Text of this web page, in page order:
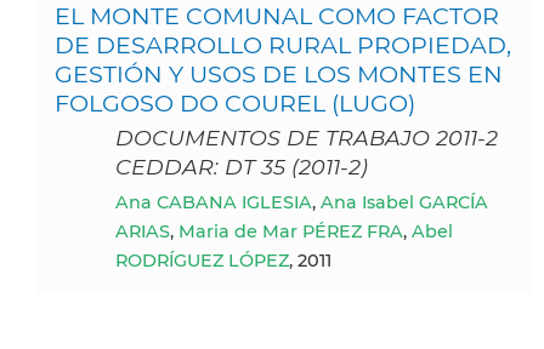
EL MONTE COMUNAL COMO FACTOR
DE DESARROLLO RURAL PROPIEDAD,
GESTIÓN Y USOS DE LOS MONTES EN
FOLGOSO DO COUREL (LUGO)
DOCUMENTOS DE TRABAJO 2011-2
CEDDAR: DT 35 (2011-2)
Ana CABANA IGLESIA, Ana Isabel GARCÍA
ARIAS, Maria de Mar PÉREZ FRA, Abel
RODRÍGUEZ LÓPEZ, 2011